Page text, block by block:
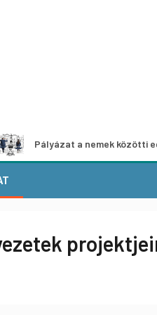
a nemek közötti egyenlőség